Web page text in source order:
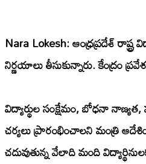
Nara Lokesh:ఆంధ్రప్రదేశ్
నిర్ణయాలు తీసుకున్నారు. కేంద్రం
విద్యార్థుల సంక్షేమం, బోధనా నాణ్యత,
చర్యలు ప్రారంభించాలని మంత్రి
చదువుతున్న వేలాది మంది